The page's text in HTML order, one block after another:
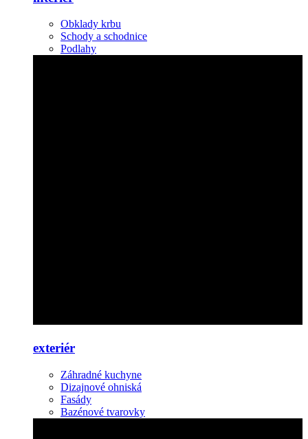
Obklady krbu
Schody a schodnice
Podlahy
exteriér
Záhradné kuchyne
Dizajnové ohniská
Fasády
Bazénové tvarovky